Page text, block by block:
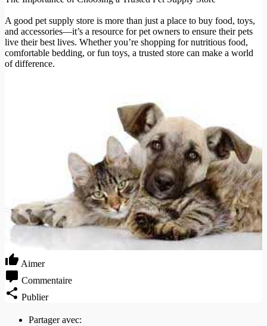
A good pet supply store is more than just a place to buy food, toys,
and accessories—it’s a resource for pet owners to ensure their pets
live their best lives. Whether you’re shopping for nutritious food,
comfortable bedding, or fun toys, a trusted store can make a world
of difference.
Aimer
Commentaire
Publier
Partager avec: